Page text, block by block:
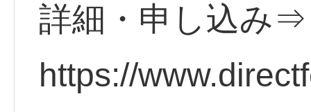
詳細・申し込
https://